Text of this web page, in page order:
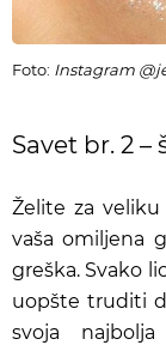
Foto: Instagram
Savet br. 2
Želite za
vaša omiljena
greška. Svako
uopšte truditi
svoja